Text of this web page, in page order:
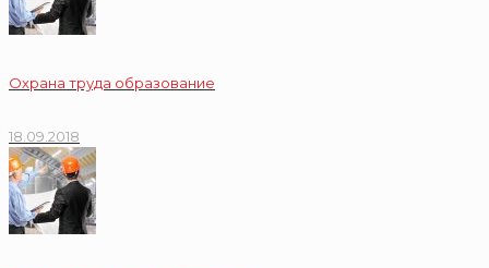
Охрана труда образование
18.09.2018